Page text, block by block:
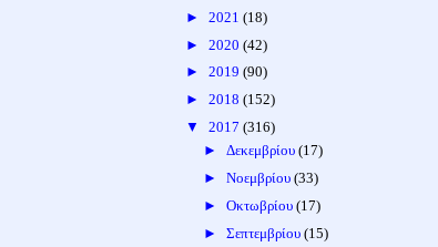
► 2021 (18)
► 2020 (42)
► 2019 (90)
► 2018 (152)
▼ 2017 (316)
► Δεκεμβρίου (17)
► Νοεμβρίου (33)
► Οκτωβρίου (17)
► Σεπτεμβρίου (15)